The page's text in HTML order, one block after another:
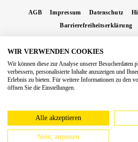
AGB Impressum Datenschutz
Barrierefreiheitserklärung
Nachnahmegebühren, wenn nicht
Copyright 2026 Forstinger
Königstetter Straße 128 - 134/
europäschen Online-Streitbeilegungs-Plattform
WIR VERWENDEN COOKIES
Wir können diese zur Analyse unserer Besucherdaten
verbessern, personalisierte Inhalte anzuzeigen und
Erlebnis zu bieten. Für weitere Informationen zu den
öffnen Sie die Einstellungen.
Alle akzeptieren
Nein, anpassen